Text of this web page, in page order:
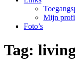
Mijn
Foto’s
Tag: